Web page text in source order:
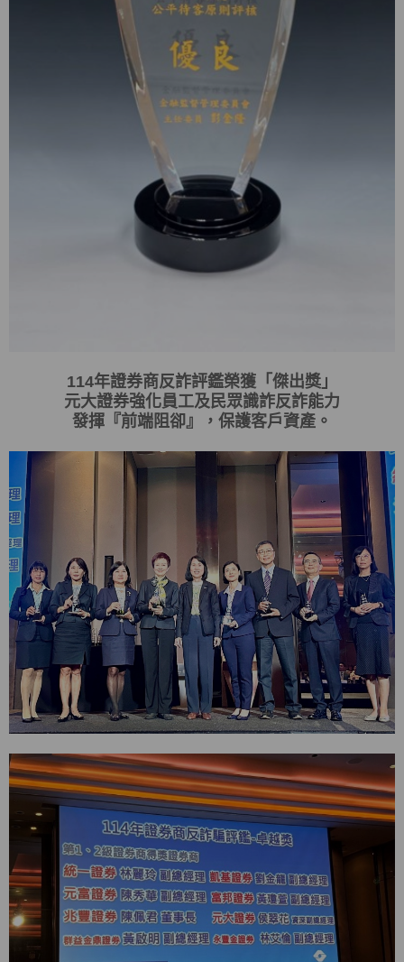
114年證券商反詐評鑑榮獲「傑出獎」
元大證券強化員工及民眾識詐反詐能力
發揮 『 前端阻卻』 ，保護客戶資產。